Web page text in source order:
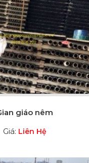
giáo nêm
Giá: Liên Hệ